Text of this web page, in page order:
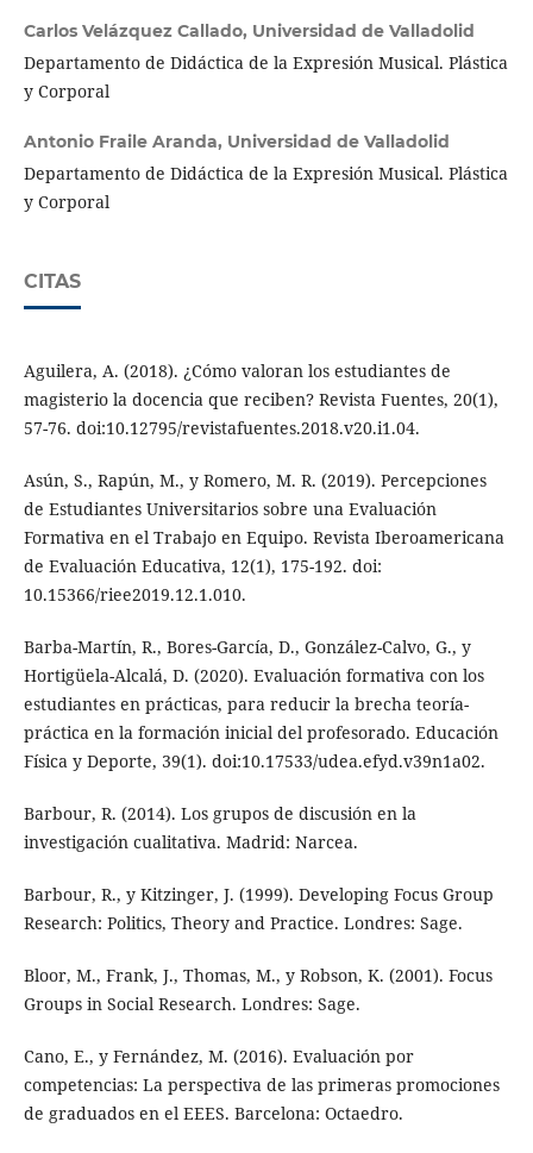
Carlos Velázquez Callado, Universidad de Valladolid
Departamento de Didáctica de la Expresión Musical. Plástica
y Corporal
Antonio Fraile Aranda, Universidad de Valladolid
Departamento de Didáctica de la Expresión Musical. Plástica
y Corporal
CITAS
Aguilera, A. (2018). ¿Cómo valoran los estudiantes de
magisterio la docencia que reciben? Revista Fuentes, 20(1),
57-76. doi:10.12795/revistafuentes.2018.v20.i1.04.
Asún, S., Rapún, M., y Romero, M. R. (2019). Percepciones
de Estudiantes Universitarios sobre una Evaluación
Formativa en el Trabajo en Equipo. Revista Iberoamericana
de Evaluación Educativa, 12(1), 175-192. doi:
10.15366/riee2019.12.1.010.
Barba-Martín, R., Bores-García, D., González-Calvo, G., y
Hortigüela-Alcalá, D. (2020). Evaluación formativa con los
estudiantes en prácticas, para reducir la brecha teoría-
práctica en la formación inicial del profesorado. Educación
Física y Deporte, 39(1). doi:10.17533/udea.efyd.v39n1a02.
Barbour, R. (2014). Los grupos de discusión en la
investigación cualitativa. Madrid: Narcea.
Barbour, R., y Kitzinger, J. (1999). Developing Focus Group
Research: Politics, Theory and Practice. Londres: Sage.
Bloor, M., Frank, J., Thomas, M., y Robson, K. (2001). Focus
Groups in Social Research. Londres: Sage.
Cano, E., y Fernández, M. (2016). Evaluación por
competencias: La perspectiva de las primeras promociones
de graduados en el EEES. Barcelona: Octaedro.